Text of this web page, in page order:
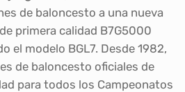
de baloncesto a una nueva
primera calidad B7G5000
el modelo BGL7. Desde 1982,
de baloncesto oficiales de
para todos los Campeonatos